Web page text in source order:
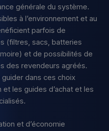
générale du système.
à l’environnement et au
parfois de
(filtres, sacs, batteries
et de possibilités de
des revendeurs agréés.
dans ces choix
et les guides d’achat et les
et d’économie